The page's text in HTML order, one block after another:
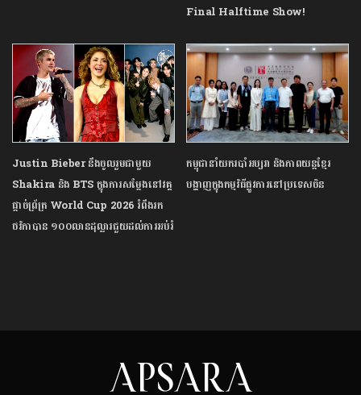
Final Halftime Show!
Justin Bieber នឹងចូលរួមជាមួយ
Shakira និង BTS ក្នុងការសម្ដែងនៅវគ្គ
ផ្ដាច់ព្រ័ត្រ World Cup 2026 រំពឹងរក
ថវិកាបាន ១០០លានដុល្លារជួយដល់ការអប់រំ
កម្ពុជា​នាំ​យក​របាំ​អប្សរា និង​ភាពយន្ត​ខ្មែរ
បង្ហាញ​ក្នុង​កម្មវិធី​ផ្លូវ​ការ​នៅ​ប្រទេស​ចិន